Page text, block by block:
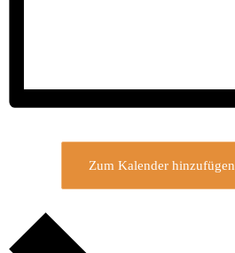
Zum Kalender hinzufügen